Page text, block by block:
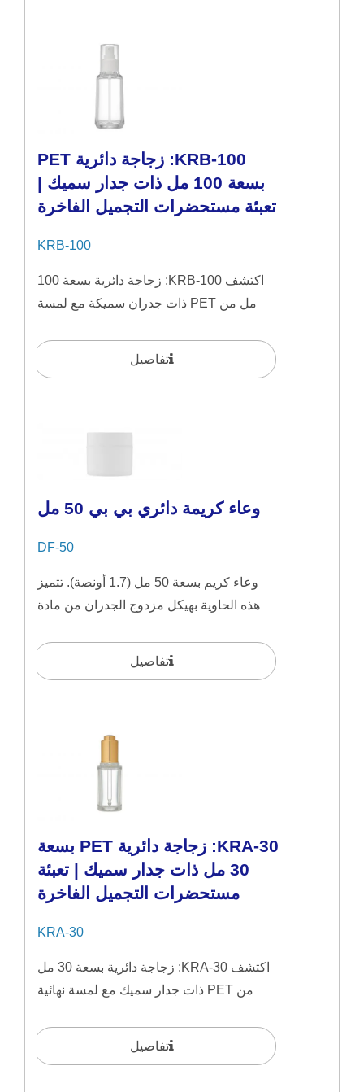
KRB-100: زجاجة دائرية PET
بسعة 100 مل ذات جدار سميك |
تعبئة مستحضرات التجميل الفاخرة
KRB-100
اكتشف KRB-100: زجاجة دائرية بسعة 100
مل من PET ذات جدران سميكة مع لمسة
تفاصيل
وعاء كريمة دائري بي بي 50 مل
DF-50
وعاء كريم بسعة 50 مل (1.7 أونصة). تتميز
هذه الحاوية بهيكل مزدوج الجدران من مادة
تفاصيل
KRA-30: زجاجة دائرية PET بسعة
30 مل ذات جدار سميك | تعبئة
مستحضرات التجميل الفاخرة
KRA-30
اكتشف KRA-30: زجاجة دائرية بسعة 30 مل
من PET ذات جدار سميك مع لمسة نهائية
تفاصيل